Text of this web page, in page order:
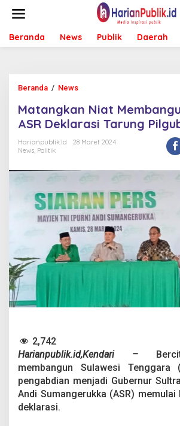
t
Beranda News Publik Daerah
Beranda / News
t
a
n
g
n
i
a
t
M
m
b
t
r
a
,
Matangkan Niat
ASR Deklarasi Tarung
Harianpublik.id
28 Maret 2024
News, Politik
2,742
Harianpublik.id,Kendari –
membangun Sulawesi Tenggara
pengabdian menjadi Gubernur
Andi Sumangerukka (ASR) memulai
deklarasi.